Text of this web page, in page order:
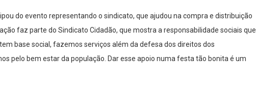
do evento representando o sindicato, que ajudou na compra e distribuição
faz parte do Sindicato Cidadão, que mostra a responsabilidade sociais que
base social, fazemos serviços além da defesa dos direitos dos
pelo bem estar da população. Dar esse apoio numa festa tão bonita é um